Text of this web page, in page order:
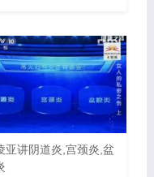
亚讲阴道炎,宫颈炎,盆